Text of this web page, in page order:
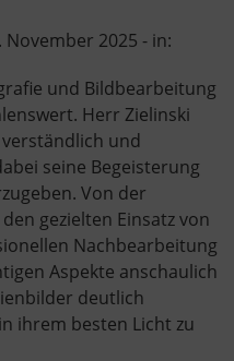
November 2025 - in:
und Bildbearbeitung
Herr Zielinski
und
seine Begeisterung
Von der
gezielten Einsatz von
Nachbearbeitung
Aspekte anschaulich
deutlich
ihrem besten Licht zu